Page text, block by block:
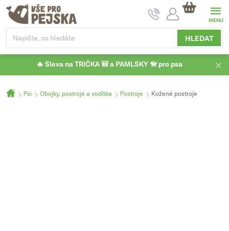
Přejít
obsah
HLEDAT
NÁKUPNÍ
KOŠÍK
🔥 Sleva na TRIČKA 🎒 a PAMLSKY 🦮 pro psa
Domů
Psi Obojky, postroje a vodítka Postroje Kožené postroje